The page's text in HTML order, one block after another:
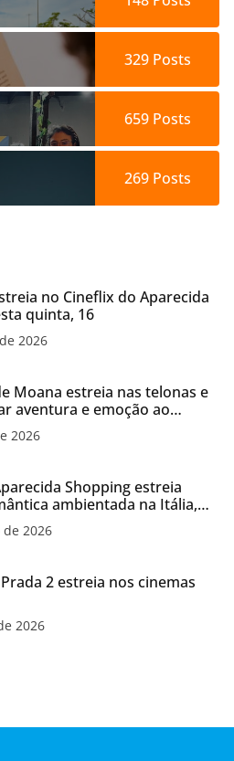
329Posts
659Posts
269Posts
no Cineflix do Aparecida
quinta, 16
2026
Moana estreia nas telonas e
aventura e emoção ao
Shopping
2026
Shopping estreia
ambientada na Itália,
para o Dia dos
2026
2 estreia nos cinemas
2026